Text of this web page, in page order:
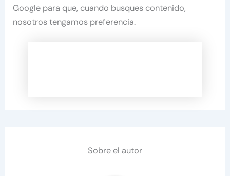
Google para que, cuando busques contenido,
nosotros tengamos preferencia.
Sobre el autor